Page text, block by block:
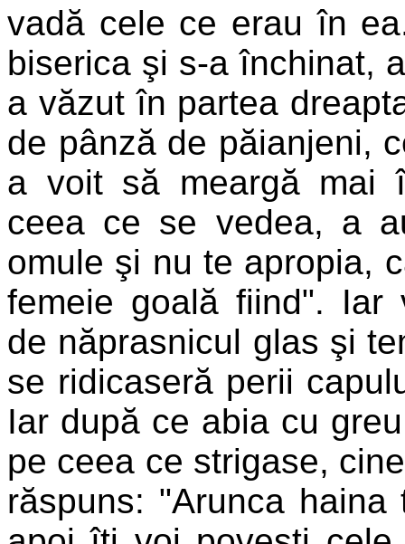
vadă cele ce erau în
biserica şi s-a închinat,
a văzut în partea
de pânză de păianjeni,
a voit să meargă mai
ceea ce se vedea, a
omule şi nu te apropia,
femeie goală fiind". Iar
de năprasnicul glas şi
se ridicaseră perii
Iar după ce abia cu
pe ceea ce strigase,
răspuns: "Arunca